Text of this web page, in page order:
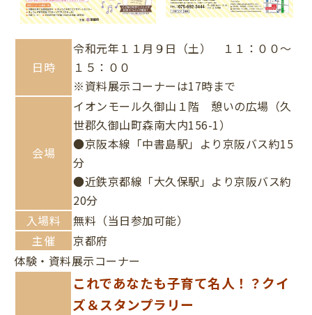
日時
令和元年１１月９日（土） １１：００～
１５：００
※資料展示コーナーは17時まで
会場
イオンモール久御山１階 憩いの広場（久
世郡久御山町森南大内156-1）
●京阪本線「中書島駅」より京阪バス約15
分
●近鉄京都線「大久保駅」より京阪バス約
20分
入場料
無料 （当日参加可能）
主催
京都府
体験・資料展示コーナー
これであなたも子育て名人！？クイ
ズ＆スタンプラリー